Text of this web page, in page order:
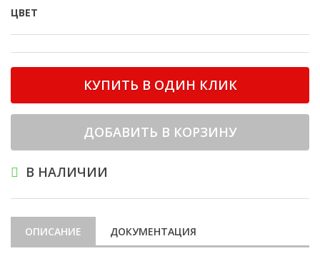
ЦВЕТ
КУПИТЬ В ОДИН КЛИК
ДОБАВИТЬ В КОРЗИНУ
В НАЛИЧИИ
ОПИСАНИЕ ДОКУМЕНТАЦИЯ